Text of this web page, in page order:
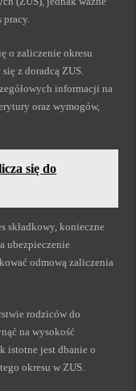
pracy.
o zaliczenie okresu
z doradcą ZUS.
informacji na
oraz wymogów,
się do
składkowy, konieczne
ubezpieczenie
odmową zaliczenia
rodziców do
na wysokość
istotne jest dbanie o
okresu w ZUS.